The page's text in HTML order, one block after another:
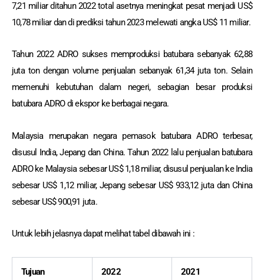
7,21 miliar ditahun 2022 total asetnya meningkat pesat menjadi US$
10,78 miliar dan di prediksi tahun 2023 melewati angka US$ 11 miliar.
Tahun 2022 ADRO sukses memproduksi batubara sebanyak 62,88
juta ton dengan volume penjualan sebanyak 61,34 juta ton. Selain
memenuhi kebutuhan dalam negeri, sebagian besar produksi
batubara ADRO di ekspor ke berbagai negara.
Malaysia merupakan negara pemasok batubara ADRO terbesar,
disusul India, Jepang dan China. Tahun 2022 lalu penjualan batubara
ADRO ke Malaysia sebesar US$ 1,18 miliar, disusul penjualan ke India
sebesar US$ 1,12 miliar, Jepang sebesar US$ 933,12 juta dan China
sebesar US$ 900,91 juta.
Untuk lebih jelasnya dapat melihat tabel dibawah ini :
Tujuan 2022 2021